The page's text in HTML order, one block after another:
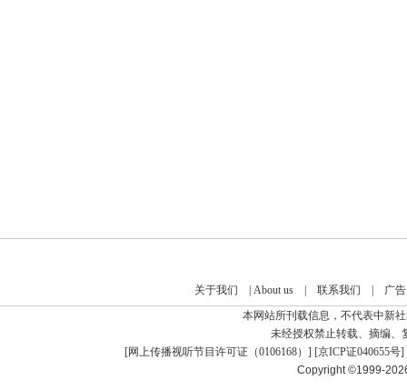
关于我们 About us| 联系我们
广
本网站所刊载信息，不代表中新
未经授权禁止转载、摘编、
[网上传播视听节目许可证（0106168） ] [京ICP证040655号]
Copyright ©1999-